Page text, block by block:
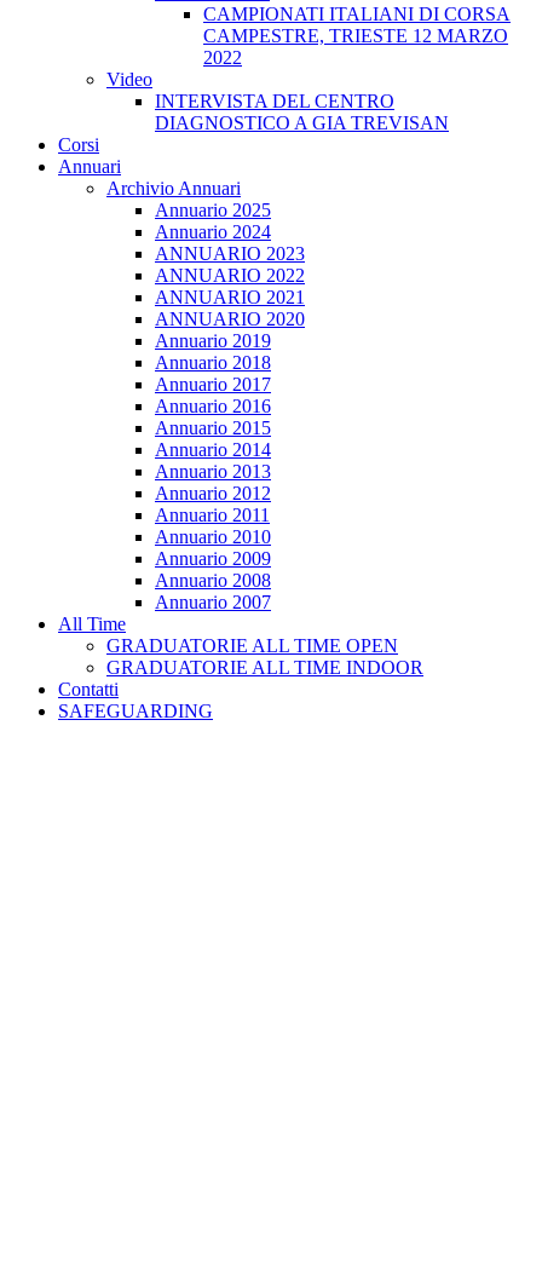
CAMPIONATI ITALIANI DI CORSA
CAMPESTRE, TRIESTE 12 MARZO
2022
Video
INTERVISTA DEL CENTRO
DIAGNOSTICO A GIA TREVISAN
Corsi
Annuari
Archivio Annuari
Annuario 2025
Annuario 2024
ANNUARIO 2023
ANNUARIO 2022
ANNUARIO 2021
ANNUARIO 2020
Annuario 2019
Annuario 2018
Annuario 2017
Annuario 2016
Annuario 2015
Annuario 2014
Annuario 2013
Annuario 2012
Annuario 2011
Annuario 2010
Annuario 2009
Annuario 2008
Annuario 2007
All Time
GRADUATORIE ALL TIME OPEN
GRADUATORIE ALL TIME INDOOR
Contatti
SAFEGUARDING